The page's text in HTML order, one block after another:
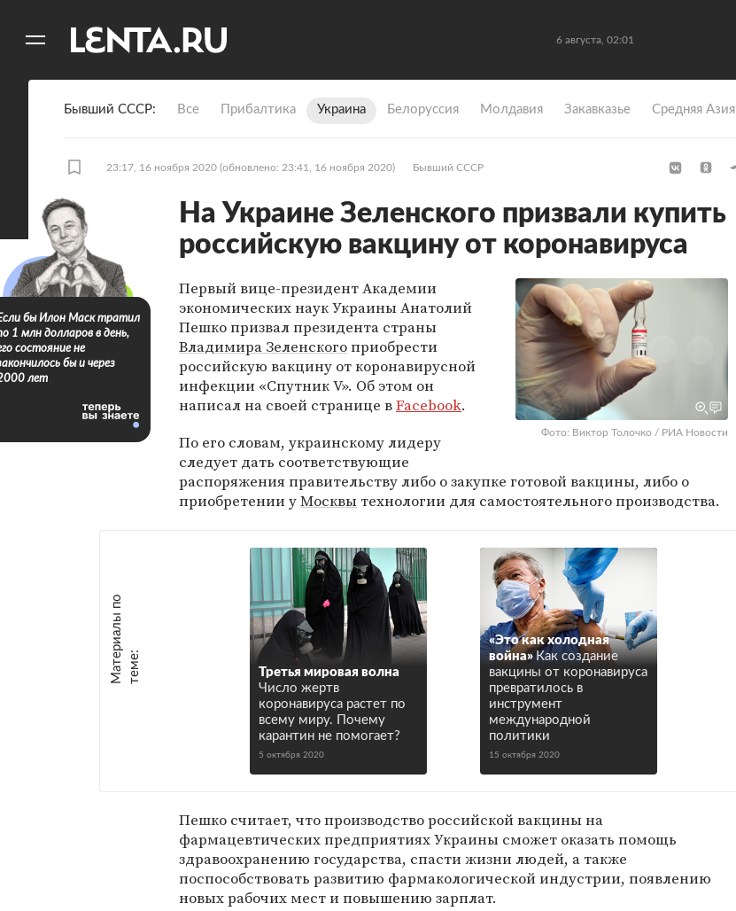
6 августа, 02:01
Бывший СССР Все Прибалтика Украина Белоруссия Молдавия Закавказье Средняя Азия
23:17, 16 ноября 2020 (обновлено: 23:41, 16 ноября 2020) Бывший СССР
На Украине Зеленского призвали купить
российскую вакцину от коронавируса
Фото: Виктор Толочко / РИА Новости
Первый вице-президент Академии
экономических наук Украины Анатолий
Пешко призвал президента страны
Владимира Зеленскогоприобрести
российскую вакцину от коронавирусной
инфекции «Спутник V». Об этом он
написал на своей странице вFacebook.
По его словам, украинскому лидеру
следует дать соответствующие
распоряжения правительству либо о закупке готовой вакцины, либо о
приобретении уМосквы технологии для самостоятельного производства.
М
а
т е
р
и
а
л
ы
п
о
т
е
м
е :
Третья мировая волна
Число жертв
коронавируса растет по
всему миру. Почему
карантин не помогает?
5 октября 2020
«Это как холодная
война» Как создание
вакцины от коронавируса
превратилось в
инструмент
международной
политики
15 октября 2020
Пешко считает, что производство российской вакцины на
фармацевтических предприятиях Украины сможет оказать помощь
здравоохранению государства, спасти жизни людей, а также
поспособствовать развитию фармакологической индустрии, появлению
новых рабочих мест и повышению зарплат.
бы Илон Маск тратил
1 млн долларов в день,
состояние не
бы и через
лет